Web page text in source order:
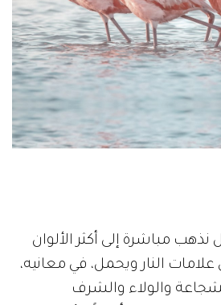
نذهب مباشرة إلى أكثر الألوان
علامات النار ويحمل، في معانيه،
والولاء والشرف